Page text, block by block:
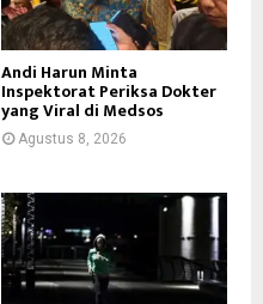
Andi Harun Minta
Inspektorat Periksa Dokter
yang Viral di Medsos
Agustus 8, 2026